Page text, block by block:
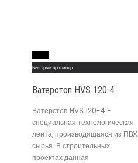
Быстрый просмотр
Ватерстоп HVS 120-4
Ватерстоп HVS 120-4 -
специальная технологическая
лента, производящаяся из ПВХ
сырья. В строительных
проектах данная